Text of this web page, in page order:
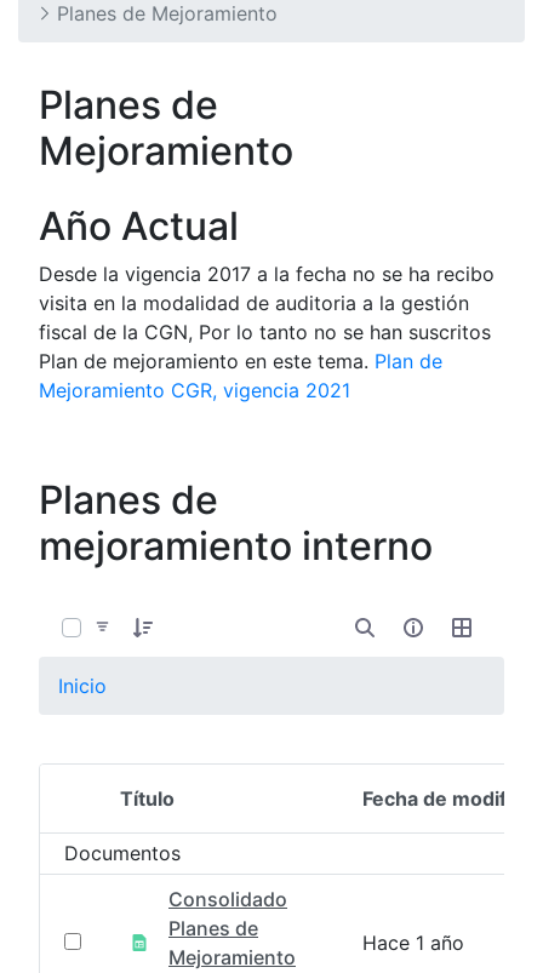
Planes de Mejoramiento
Planes de
Mejoramiento
Año Actual
Desde la vigencia 2017 a la fecha no se ha recibo
visita en la modalidad de auditoria a la gestión
fiscal de la CGN, Por lo tanto no se han suscritos
Plan de mejoramiento en este tema. Plan de
Mejoramiento CGR, vigencia 2021
Planes de
mejoramiento interno
Inicio
Selección del elemento
Título Fecha de
Documentos
Consolidado
Planes de
Mejoramiento
Hace 1 año